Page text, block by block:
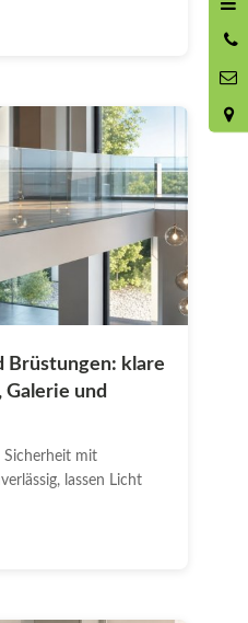
Brüstungen: klare
und
Sicherheit mit
lassen Licht